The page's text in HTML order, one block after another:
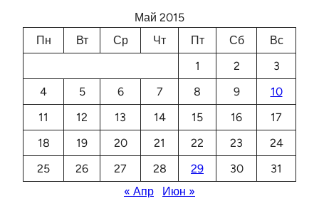
Май 2015
Пн
Вт Ср Чт Пт Сб
Вс
1
2
3
4
5 6 7 8 9
10
11
12 13 14 15 16
17
18
19 20 21 22 23
24
25
26 27 28 29 30
31
« Апр
Июн »